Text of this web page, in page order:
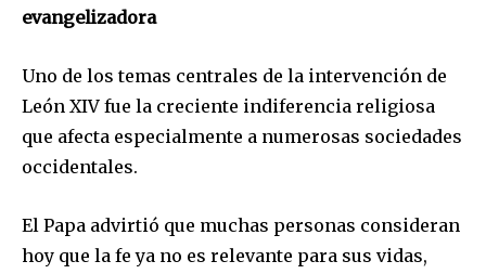
evangelizadora
Uno de los temas centrales de la intervención de
León XIV fue la creciente indiferencia religiosa
que afecta especialmente a numerosas sociedades
occidentales.
El Papa advirtió que muchas personas consideran
hoy que la fe ya no es relevante para sus vidas,